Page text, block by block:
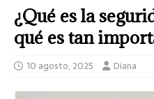
¿Qué es la
qué es tan
10 agosto, 2025 Diana